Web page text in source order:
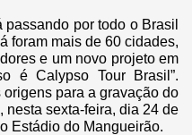
por todo o Brasil
foram mais de 60 cidades,
e um novo projeto em
é Calypso Tour Brasil”.
para a gravação do
nesta sexta-feira, dia 24 de
Estádio do Mangueirão.